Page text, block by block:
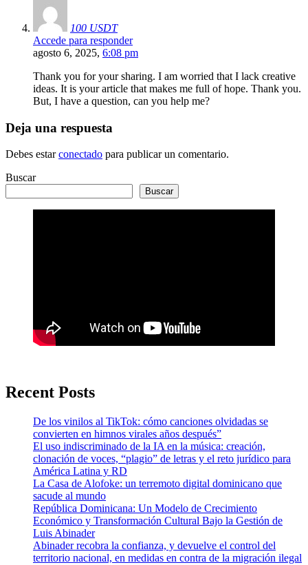
100 USDT
Accede para responder
agosto 6, 2025, 6:08 pm
Thank you for your sharing. I am worried that I lack creative
ideas. It is your article that makes me full of hope. Thank you.
But, I have a question, can you help me?
Deja una respuesta
Debes estarconectado para publicar un comentario.
Buscar
Buscar
Recent Posts
De los vinilos al TikTok: cómo canciones olvidadas se
convierten en himnos virales años después”
El uso indiscriminado de la IA en la música: creación,
clonación de voces, “plagio” de letras y el reto jurídico para
América Latina y RD
La Casa de Alofoke: un terremoto digital dominicano que
sacude al mundo
República Dominicana: Un Modelo de Crecimiento
Económico y Transformación Cultural Bajo la Gestión de
Luis Abinader
Abinader recobra la confianza, y devuelve el control del
territorio nacional, en medidas en contra de la migración ilegal